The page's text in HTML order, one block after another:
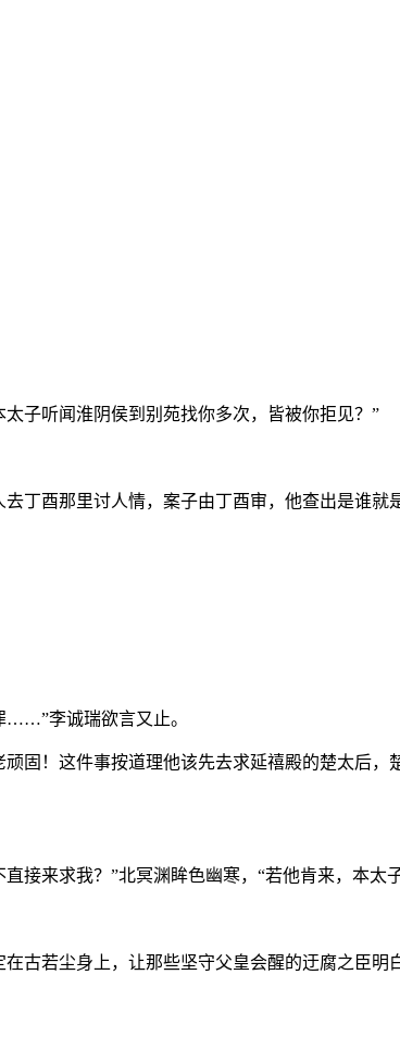
子听闻淮阴侯到别苑找你多次，皆被你拒见？”
丁酉那里讨人情，案子由丁酉审，他查出是谁就
……”李诚瑞欲言又止。
固！这件事按道理他该先去求延禧殿的楚太后
接来求我？”北冥渊眸色幽寒，“若他肯来，本太
古若尘身上，让那些坚守父皇会醒的迂腐之臣